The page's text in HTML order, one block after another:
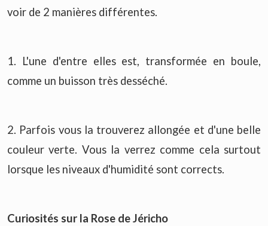
voir de 2 manières différentes.
1. L'une d'entre elles est, transformée en boule,
comme un buisson très desséché.
2. Parfois vous la trouverez allongée et d'une belle
couleur verte. Vous la verrez comme cela surtout
lorsque les niveaux d'humidité sont corrects.
Curiosités sur la Rose de Jéricho